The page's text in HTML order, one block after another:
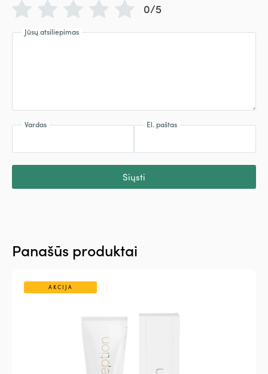
0/5
Jūsų atsiliepimas
Vardas El. paštas
Siųsti
Panašūs produktai
AKCIJA